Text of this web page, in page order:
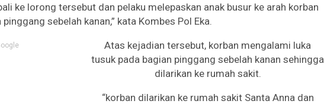
ke lorong tersebut dan pelaku melepaskan anak busur ke arah korban
sebelah kanan,” kata Kombes Pol Eka.
Atas kejadian tersebut, korban mengalami luka
tusuk pada bagian pinggang sebelah kanan sehingga
dilarikan ke rumah sakit.
“korban dilarikan ke rumah sakit Santa Anna dan